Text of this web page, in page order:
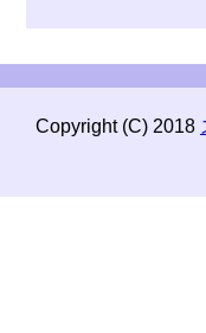
Copyright (C) 2018